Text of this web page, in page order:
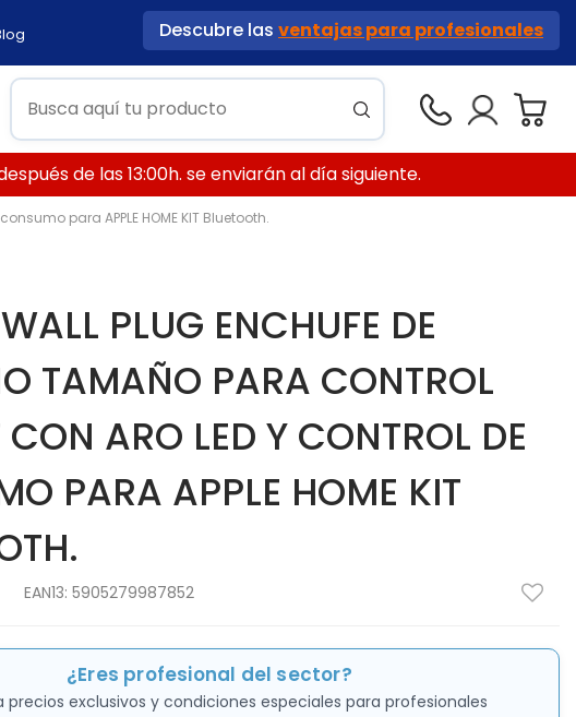
Descubre las ventajas para profesionales
de las 13:00h. se enviarán al día siguiente.
para APPLE HOME KIT Bluetooth.
PLUG ENCHUFE DE
TAMAÑO PARA CONTROL
ARO LED Y CONTROL DE
PARA APPLE HOME KIT
EAN13: 5905279987852
¿Eres profesional del sector?
precios exclusivos y condiciones especiales para profesionales